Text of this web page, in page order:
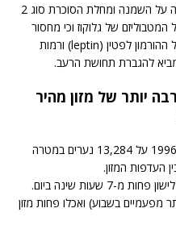
מחקרים שונים בדקו את השפעות השינה על השמנה ומחלת הסוכרת סוג 2
של גלוקוז וכי מחסור
בשינה קשור למצב של רמות נמוכות של ההורמון לפטין (leptin) ורמות
יותר של מזון מהיר
במחקר אובחנו תוצאות מחקר שבוצע ב1996 על 13,284 נערים במטרה
העדפות המזון.
במחקר נמצא כי כ18% מהנערים נהגו לישון פחות מ-7 שעות שינה ביום.
מפעמיים בשבוע) ואכלו פחות מזון